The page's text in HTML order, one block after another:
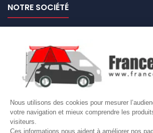
Nous utilisons des cookies pour mesurer
votre navigation et mieux comprendre les
visiteurs.
Ces informations nous aident à améliorer nos
NOTRE SOCIÉTÉ
VOTRE COMPTE
Site protégé par reCAPTCHA.
LETTRE